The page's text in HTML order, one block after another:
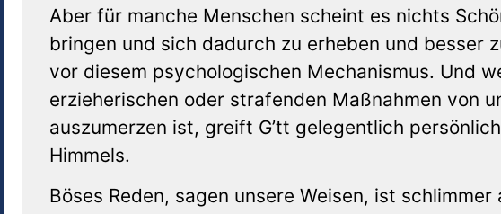
Aber für manche Menschen scheint es nichts
bringen und sich dadurch zu erheben und besser
vor diesem psychologischen Mechanismus. Und
erzieherischen oder strafenden Maßnahmen von
auszumerzen ist, greift G’tt gelegentlich
Himmels.
Böses Reden, sagen unsere Weisen, ist schlimmer